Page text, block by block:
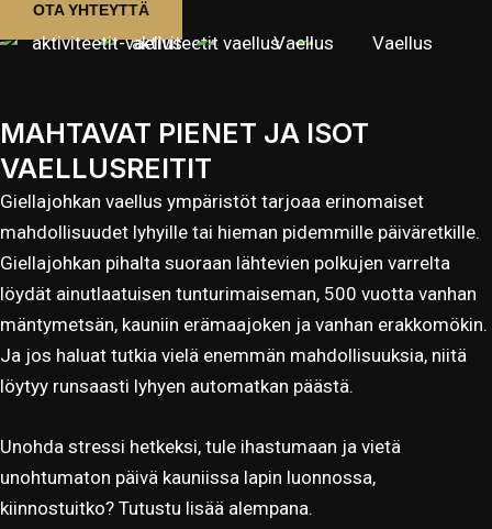
OTA YHTEYTTÄ
MAHTAVAT PIENET JA ISOT
VAELLUSREITIT
Giellajohkan vaellus ympäristöt tarjoaa erinomaiset
mahdollisuudet lyhyille tai hieman pidemmille päiväretkille.
Giellajohkan pihalta suoraan lähtevien polkujen varrelta
löydät ainutlaatuisen tunturimaiseman, 500 vuotta vanhan
mäntymetsän, kauniin erämaajoken ja vanhan erakkomökin.
Ja jos haluat tutkia vielä enemmän mahdollisuuksia, niitä
löytyy runsaasti lyhyen automatkan päästä.
Unohda stressi hetkeksi, tule ihastumaan ja vietä
unohtumaton päivä kauniissa lapin luonnossa,
kiinnostuitko? Tutustu lisää alempana.